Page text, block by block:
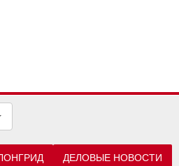
ДЕЛОВЫЕ НОВОСТИ